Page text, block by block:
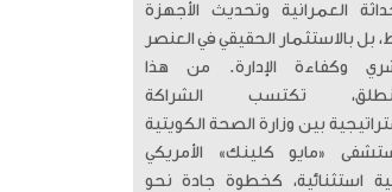
العمرانية وتحديث الأجهزة
بل بالاستثمار الحقيقي في العنصر
وكفاءة الإدارة. من هذا
تكتسب الشراكة
بين وزارة الصحة الكويتية
«مايو كلينك» الأمريكي
استثنائية، كخطوة جادة نحو